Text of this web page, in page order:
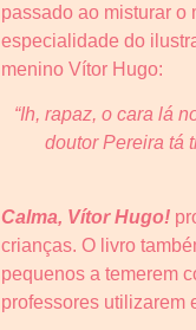
passado ao misturar o
especialidade do
menino Vítor Hugo:
“Ih, rapaz, o cara lá
doutor Pereira tá
Calma, Vítor Hugo!
crianças. O livro
pequenos a temerem
professores utilizarem